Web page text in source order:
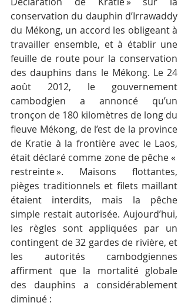
conservation du dauphin d’Irrawaddy
du Mékong, un accord les obligeant à
travailler ensemble, et à établir une
feuille de route pour la conservation
des dauphins dans le Mékong. Le 24
août 2012, le gouvernement
cambodgien a annoncé qu’un
tronçon de 180 kilomètres de long du
fleuve Mékong, de l’est de la province
de Kratie à la frontière avec le Laos,
était déclaré comme zone de pêche «
restreinte ». Maisons flottantes,
pièges traditionnels et filets maillant
étaient interdits, mais la pêche
simple restait autorisée. Aujourd’hui,
les règles sont appliquées par un
contingent de 32 gardes de rivière, et
les autorités cambodgiennes
affirment que la mortalité globale
des dauphins a considérablement
diminué :